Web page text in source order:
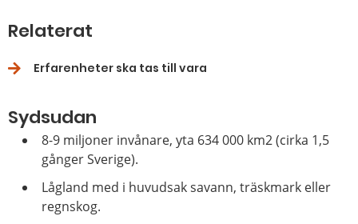
Relaterat
Erfarenheter ska tas till vara
Sydsudan
8-9 miljoner invånare, yta 634 000 km2 (cirka 1,5
gånger Sverige).
Lågland med i huvudsak savann, träskmark eller
regnskog.